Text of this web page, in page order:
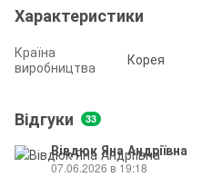
Характеристики
Країна
виробництва
Корея
Відгуки 33
Вівдюк Яна Андріївна
07.06.2026 в 19:18